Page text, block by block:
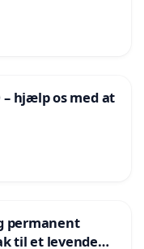
– hjælp os med at
permanent
til et levende